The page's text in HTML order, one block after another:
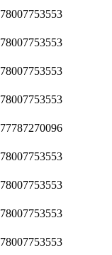
78007753553
78007753553
78007753553
78007753553
77787270096
78007753553
78007753553
78007753553
78007753553